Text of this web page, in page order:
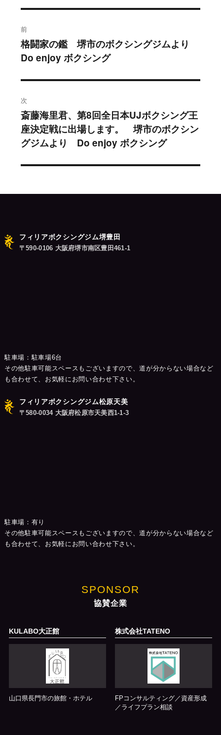
稿
ナ
ビ
ゲ
ー
シ
ョ
前
過
去
稿:
格闘家の鑑 堺市のボクシングジムより
Do enjoy ボクシング
次
次
の
投
斎藤海里君、第8回全日本UJボクシング王
座決定戦に出場します。 堺市のボクシン
グジムより Do enjoy ボクシング
フィリアボクシングジム堺豊田
〒590-0106 大阪府堺市南区豊田461-1
駐車場：駐車場6台
その他駐車可能スペースもございますので、道が分からない場合など
も合わせて、お気軽にお問い合わせ下さい。
フィリアボクシングジム松原天美
〒580-0034 大阪府松原市天美西1-1-3
駐車場：有り
その他駐車可能スペースもございますので、道が分からない場合など
も合わせて、お気軽にお問い合わせ下さい。
SPONSOR
協賛企業
KULABO大正館
山口県長門市の旅館・ホテル
株式会社TATENO
FPコンサルティング／資産形成
／ライフプラン相談